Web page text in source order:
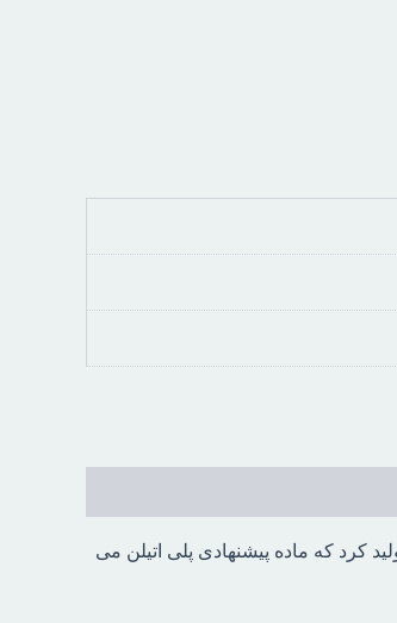
کرد که ماده پیشنهادی پلی اتیلن می